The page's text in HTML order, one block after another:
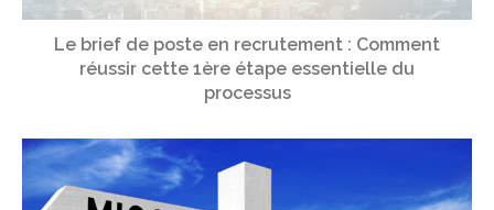
Le brief de poste en recrutement : Comment
réussir cette 1ère étape essentielle du
processus